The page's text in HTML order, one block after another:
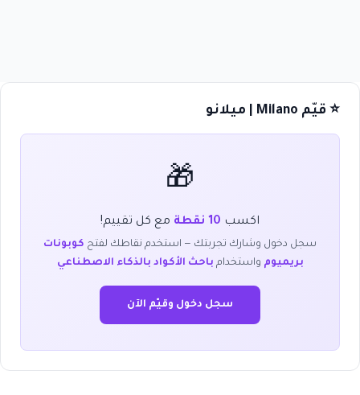
⭐ قيّم Milano | ميلانو
🎁
اكسب 10 نقطة مع كل تقييم!
سجل دخول وشارك تجربتك — استخدم نقاطك لفتح كوبونات
بريميوم واستخدام باحث الأكواد بالذكاء الاصطناعي
سجل دخول وقيّم الآن